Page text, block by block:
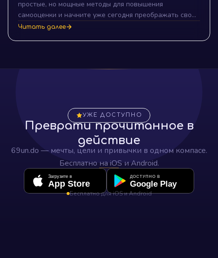
простые, но мощные методы для повышения
самооценки и начните уже сегодня преображать свою
жизнь!
Читать далее
УЖЕ ДОСТУПНО
Преврати прочитанное в
действие
69un.do — мечты, цели и привычки в одном компасе.
Бесплатно на iOS и Android.
Загрузите в
App Store
ДОСТУПНО В
Google Play
Бесплатно для iOS и Android